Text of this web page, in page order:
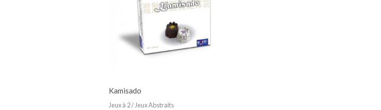
Kamisado
Jeux à 2 / Jeux Abstraits